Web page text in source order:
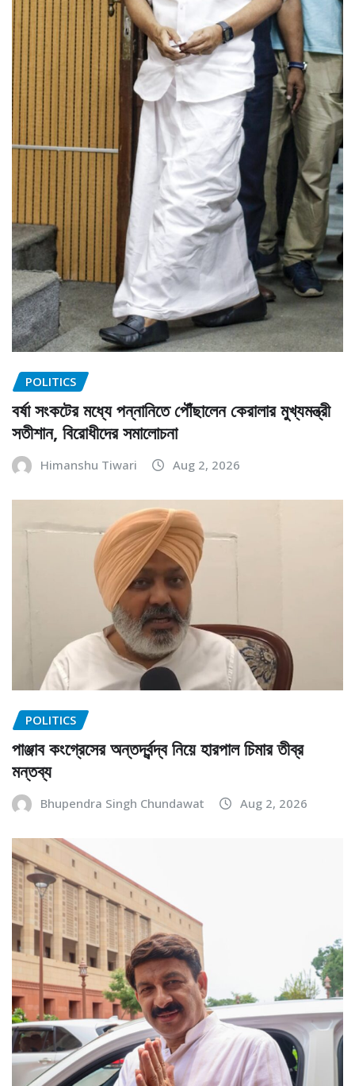
POLITICS
বর্ষা সংকটের মধ্যে পন্নানিতে পৌঁছালেন কেরালার মুখ্যমন্ত্রী
সতীশান, বিরোধীদের সমালোচনা
Himanshu Tiwari Aug 2, 2026
POLITICS
পাঞ্জাব কংগ্রেসের অন্তর্দ্বন্দ্ব নিয়ে হারপাল চিমার তীব্র
মন্তব্য
Bhupendra Singh Chundawat Aug 2, 2026